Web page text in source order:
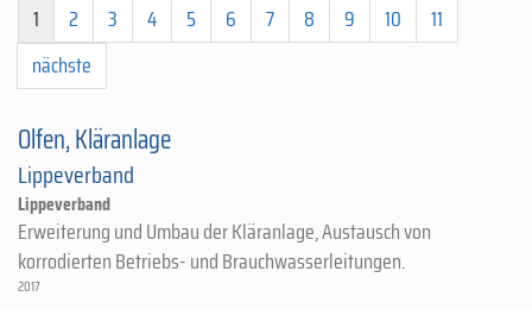
1 2 3 4 5 6 7 8 9 10
11
nächste
Olfen, Kläranlage
Lippeverband
Lippeverband
Erweiterung und Umbau der Kläranlage, Austausch von
korrodierten Betriebs- und Brauchwasserleitungen.
2017